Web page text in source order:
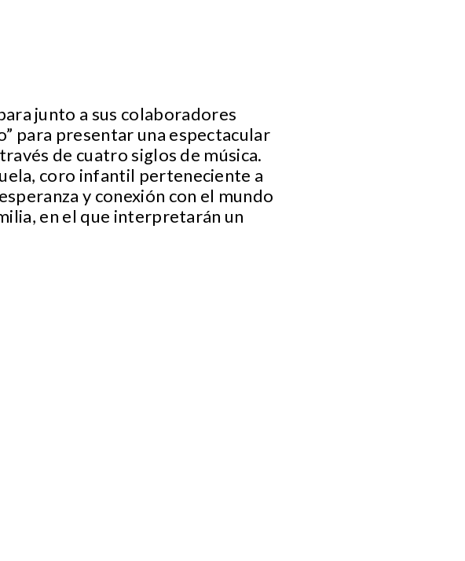
junto a sus colaboradores
para presentar una espectacular
de cuatro siglos de música.
coro infantil perteneciente a
y conexión con el mundo
en el que interpretarán un